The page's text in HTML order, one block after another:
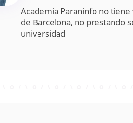
Academia Paraninfo no
de Barcelona, no prestando
universidad